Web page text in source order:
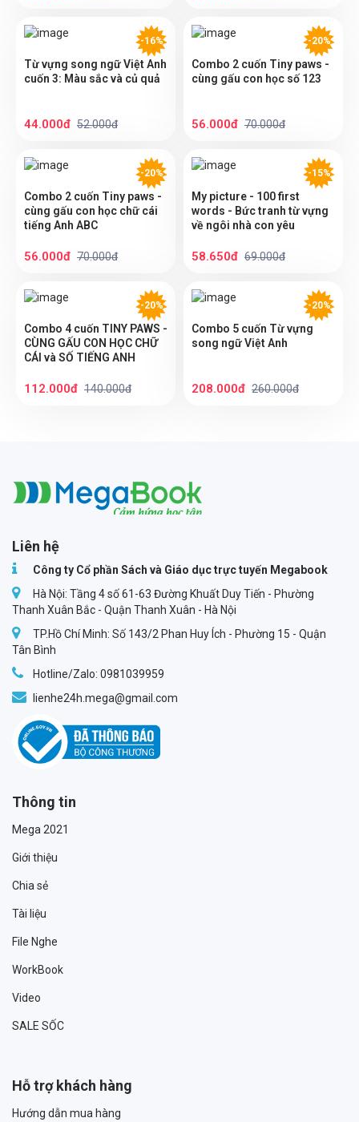
-16%
Từ vựng song ngữ Việt Anh
cuốn 3: Màu sắc và củ quả
44.000đ 52.000đ
-20%
Combo 2 cuốn Tiny paws -
cùng gấu con học số 123
56.000đ 70.000đ
-20%
Combo 2 cuốn Tiny paws -
cùng gấu con học chữ cái
tiếng Anh ABC
56.000đ 70.000đ
-15%
My picture - 100 first
words - Bức tranh từ vựng
về ngôi nhà con yêu
58.650đ 69.000đ
-20%
Combo 4 cuốn TINY PAWS -
CÙNG GẤU CON HỌC CHỮ
CÁI và SỐ TIẾNG ANH
112.000đ 140.000đ
-20%
Combo 5 cuốn Từ vựng
song ngữ Việt Anh
208.000đ 260.000đ
Liên hệ
Công ty Cổ phần Sách và Giáo dục trực tuyến Megabook
Hà Nội: Tầng 4 số 61-63 Đường Khuất Duy Tiến - Phường
Thanh Xuân Bắc - Quận Thanh Xuân - Hà Nội
TP.Hồ Chí Minh: Số 143/2 Phan Huy Ích - Phường 15 - Quận
Tân Bình
Hotline/Zalo: 0981039959
lienhe24h.mega@gmail.com
Thông tin
Mega 2021
Giới thiệu
Chia sẻ
Tài liệu
File Nghe
WorkBook
Video
SALE SỐC
Hỗ trợ khách hàng
Hướng dẫn mua hàng